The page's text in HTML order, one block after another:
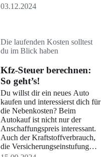
03.12.2024
Die laufenden Kosten solltest
du im Blick haben
Kfz-Steuer berechnen:
So geht’s!
Du willst dir ein neues Auto
kaufen und interessierst dich für
die Nebenkosten? Beim
Autokauf ist nicht nur der
Anschaffungspreis interessant.
Auch der Kraftstoffverbrauch,
die Versicherungseinstufung
und die Kfz-Steuer gehen ins